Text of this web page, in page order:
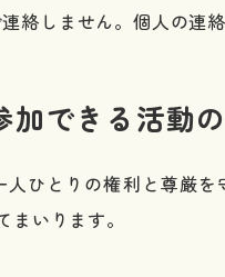
絡しません。個人の連
加できる活動
人ひとりの権利と尊厳
いります。